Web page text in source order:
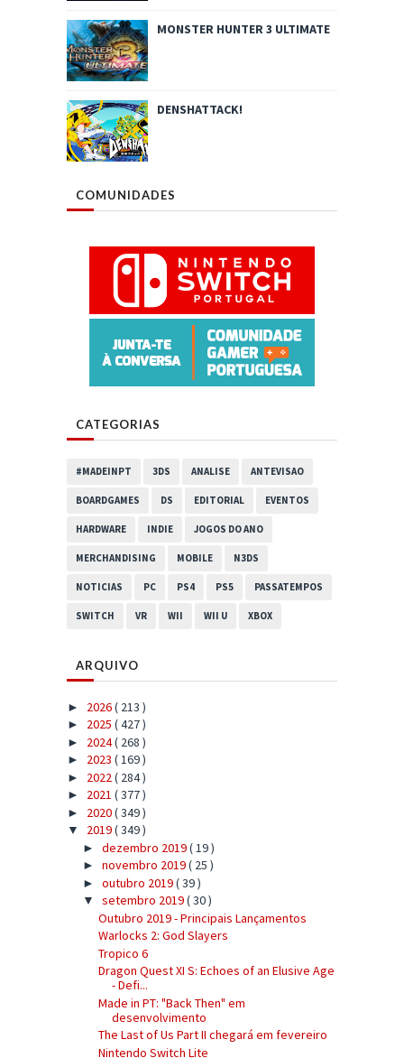
MONSTER HUNTER 3 ULTIMATE
DENSHATTACK!
COMUNIDADES
CATEGORIAS
#MADEINPT 3DS ANALISE ANTEVISAO
BOARDGAMES DS EDITORIAL EVENTOS
HARDWARE INDIE JOGOS DO ANO
MERCHANDISING MOBILE N3DS
NOTICIAS PC PS4 PS5 PASSATEMPOS
SWITCH VR WII WII U XBOX
ARQUIVO
► 2026( 213 )
► 2025 ( 427 )
► 2024( 268 )
► 2023 ( 169 )
► 2022 ( 284 )
► 2021 ( 377 )
► 2020( 349 )
▼ 2019( 349 )
► dezembro 2019( 19 )
► novembro 2019( 25 )
► outubro 2019( 39 )
▼ setembro 2019( 30 )
Outubro 2019 - Principais Lançamentos
Warlocks 2: God Slayers
Tropico 6
Dragon Quest XI S: Echoes of an Elusive Age
- Defi...
Made in PT: "Back Then" em
desenvolvimento
The Last of Us Part II chegará em fevereiro
Nintendo Switch Lite